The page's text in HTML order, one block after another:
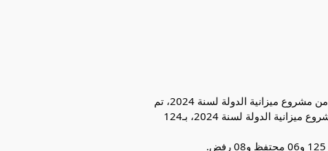
اثر المصادقة على اعتمادات المهمة الخاصة الهيئة العليا المستقلة للانتخابات من مشروع ميزانية الدولة لسنة 2024، تم
التصويت على اعتمادات المهمة الخاصة النفقات الطارئة وغير الموزّعة من مشروع ميزانية الدولة لسنة 2024، بـ124